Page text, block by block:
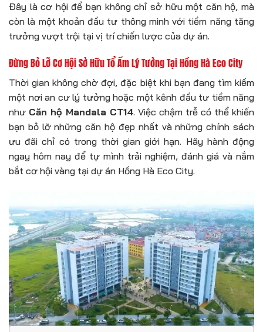
Đây là cơ hội để bạn không chỉ sở hữu một căn hộ, mà
còn là một khoản đầu tư thông minh với tiềm năng tăng
trưởng vượt trội tại vị trí chiến lược của dự án.
Đừng Bỏ Lỡ Cơ Hội Sở Hữu Tổ Ấm Lý Tưởng Tại Hồng Hà Eco City
Thời gian không chờ đợi, đặc biệt khi bạn đang tìm kiếm
một nơi an cư lý tưởng hoặc một kênh đầu tư tiềm năng
như Căn hộ Mandala CT14. Việc chậm trễ có thể khiến
bạn bỏ lỡ những căn hộ đẹp nhất và những chính sách
ưu đãi chỉ có trong thời gian giới hạn. Hãy hành động
ngay hôm nay để tự mình trải nghiệm, đánh giá và nắm
bắt cơ hội vàng tại dự án Hồng Hà Eco City.